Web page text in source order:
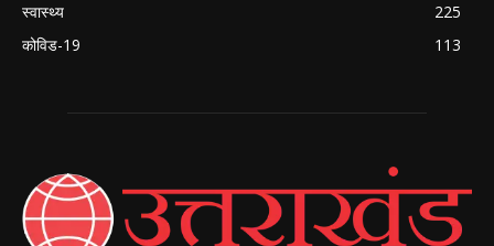
स्वास्थ्य
225
कोविड-19
113